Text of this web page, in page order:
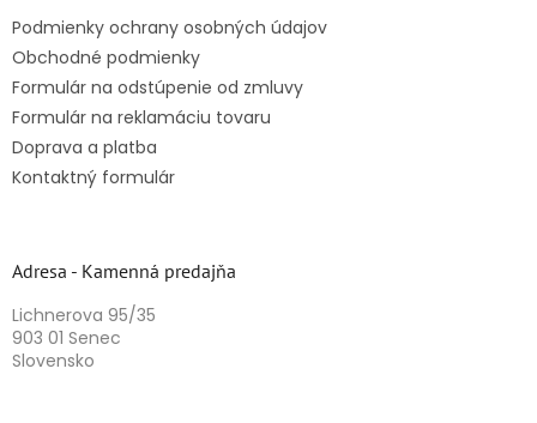
Podmienky ochrany osobných údajov
Obchodné podmienky
Formulár na odstúpenie od zmluvy
Formulár na reklamáciu tovaru
Doprava a platba
Kontaktný formulár
Adresa - Kamenná predajňa
Lichnerova 95/35
903 01 Senec
Slovensko